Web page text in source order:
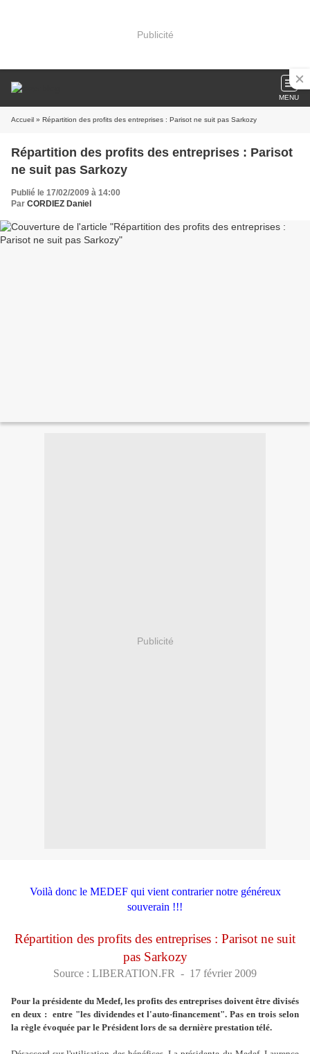
Publicité
MENU
Accueil » Répartition des profits des entreprises : Parisot ne suit pas Sarkozy
Répartition des profits des entreprises : Parisot
ne suit pas Sarkozy
Publié le 17/02/2009 à 14:00
Par CORDIEZ Daniel
Publicité
Voilà donc le MEDEF qui vient contrarier notre généreux
souverain !!!
Répartition des profits des entreprises : Parisot ne suit
pas Sarkozy
Source : LIBERATION.FR - 17 février 2009
Pour la présidente du Medef, les profits des entreprises doivent être divisés
en deux : entre "les dividendes et l'auto-financement". Pas en trois selon
la règle évoquée par le Président lors de sa dernière prestation télé.